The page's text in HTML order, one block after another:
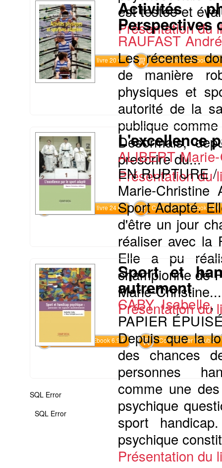
est testée et
Présentation du
Commander le livre 20 € Commander l'Ebook 11 €
Activités
Perspectives
RAUFAST André
Les récentes
de manière
physiques et
autorité de la
publique
Désormais,
prescrire du...
Présentation du
Commander le livre 24 € Commander l'Ebook 14 €
L'excellence
ALIBERT
EN RUPTURE
Marie-
Sport Adapté.
d'être un jour
réaliser avec la
Elle a pu
championne de
Marie-Christine...
Présentation du
Commander l'Ebook 6.9 € Commander l'epub 2
Sport et
autrement
CABY Isabelle,
PAPIER
Depuis que la
des chances
personnes
comme une
psychique
sport
psychique
Présentation du
SQL Error
SQL Error